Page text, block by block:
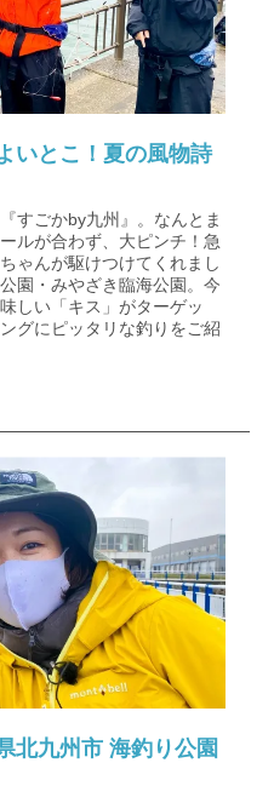
いとこ！夏の風物詩
すごかby九州』。なんとま
ルが合わず、大ピンチ！急
ゃんが駆けつけてくれまし
園・みやざき臨海公園。今
しい「キス」がターゲッ
グにピッタリな釣りをご紹
北九州市 海釣り公園